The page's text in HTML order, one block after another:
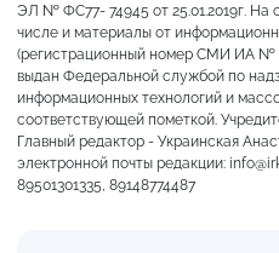
ЭЛ № ФС77- 74945 от 25.01.2019г. На
числе и материалы от
(регистрационный номер СМИ ИА №
выдан Федеральной службой по
информационных технологий и
соответствующей пометкой.
Главный редактор - Украинская
электронной почты редакции:
89501301335, 89148774487